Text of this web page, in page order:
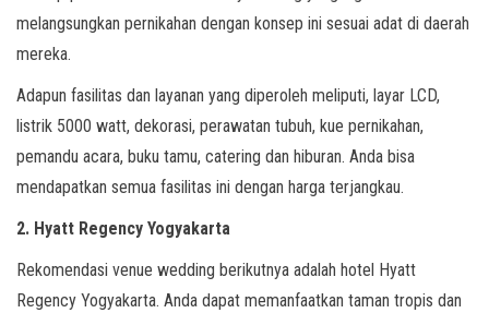
melangsungkan pernikahan dengan konsep ini sesuai adat di daerah
mereka.
Adapun fasilitas dan layanan yang diperoleh meliputi, layar LCD,
listrik 5000 watt, dekorasi, perawatan tubuh, kue pernikahan,
pemandu acara, buku tamu, catering dan hiburan. Anda bisa
mendapatkan semua fasilitas ini dengan harga terjangkau.
2. Hyatt Regency Yogyakarta
Rekomendasi venue wedding berikutnya adalah hotel Hyatt
Regency Yogyakarta. Anda dapat memanfaatkan taman tropis dan